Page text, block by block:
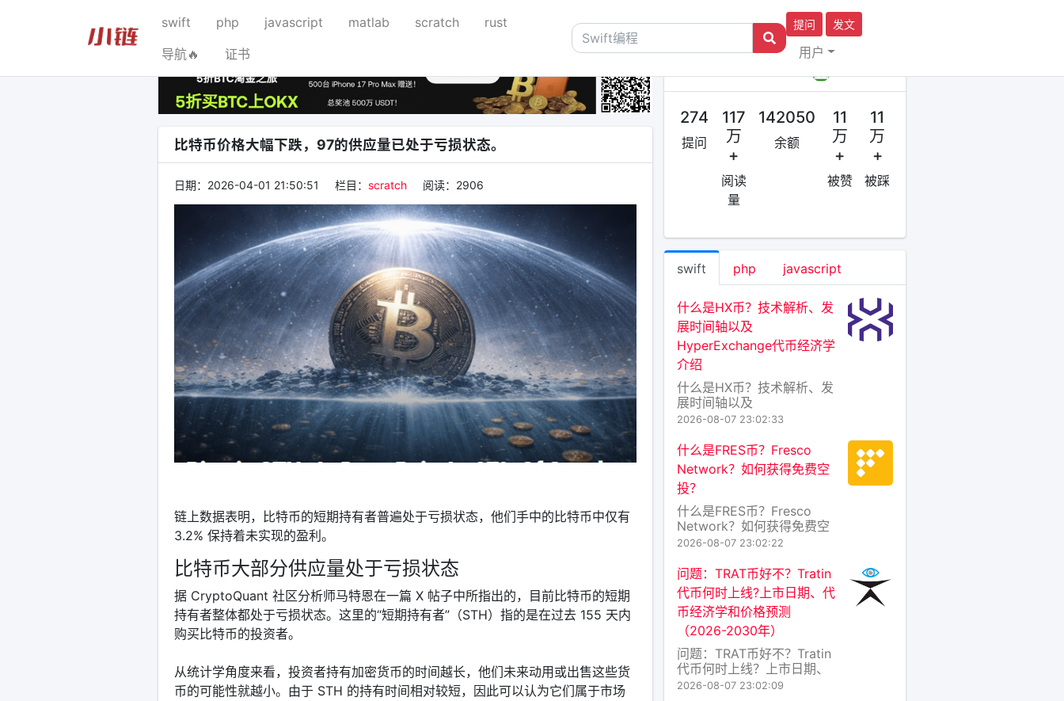
swift php javascript matlab scratch
rust
导航🔥
证书
提问 发文
用户
比特币价格大幅下跌，97的供应量已处于亏损状态。
日期： 2026-04-01 21:50:51 栏目： scratch 阅读： 2906
链上数据表明，比特币的短期持有者普遍处于亏损状态，他们手中的比特币中仅有
3.2% 保持着未实现的盈利。
比特币大部分供应量处于亏损状态
据 CryptoQuant 社区分析师马特恩在一篇 X 帖子中所指出的，目前比特币的短期
持有者整体都处于亏损状态。这里的“短期持有者”（STH）指的是在过去 155 天内
购买比特币的投资者。
从统计学角度来看，投资者持有加密货币的时间越长，他们未来动用或出售这些货
币的可能性就越小。由于 STH 的持有时间相对较短，因此可以认为它们属于市场
274
提问
117
万
+
阅读
量
142050
余额
11
万
+
被赞
11
万
+
被踩
swift php javascript
什么是HX币？技术解析、发
展时间轴以及
HyperExchange代币经济学
介绍
什么是HX币？技术解析、发
展时间轴以及
HyperExchange代币经济学
操作性一直是制约生态繁荣
的核心痛点。HX币（全称
HyperExchange Coin）正
是为解决这一难题而诞生的
原生代币，它驱动着
HyperExchange
2026-08-07 23:02:33
什么是FRES币？Fresco
Network？如何获得免费空
投？
什么是FRES币？Fresco
Network？如何获得免费空
投？ 在区块链世界日新月异
穷。其中，FRES币 作为
Fresco Network 生态系统
的原生代币，正逐渐引起加
密爱好者的关注。那么，
FRES币究竟是什么？Fresc
2026-08-07 23:02:22
问题：TRAT币好不？Tratin
代币何时上线?上市日期、代
币经济学和价格预测
（2026-2030年）
问题：TRAT币好不？Tratin
代币何时上线？上市日期、
代币经济学和价格预测
2026-08-07 23:02:09